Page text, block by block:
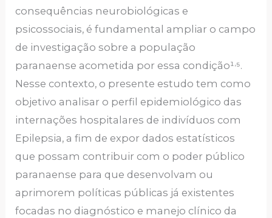
consequências neurobiológicas e
psicossociais, é fundamental ampliar o campo
de investigação sobre a população
paranaense acometida por essa condição¹ ⁵.
Nesse contexto, o presente estudo tem como
objetivo analisar o perfil epidemiológico das
internações hospitalares de indivíduos com
Epilepsia, a fim de expor dados estatísticos
que possam contribuir com o poder público
paranaense para que desenvolvam ou
aprimorem políticas públicas já existentes
focadas no diagnóstico e manejo clínico da